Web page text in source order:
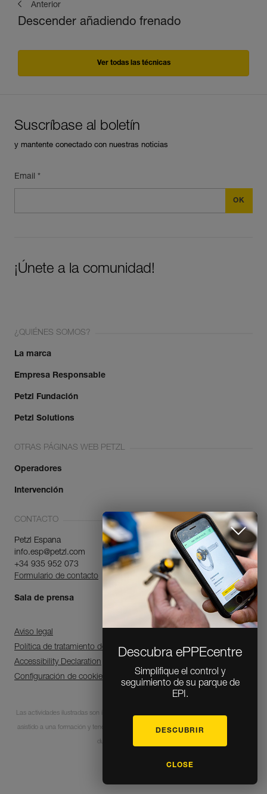
Anterior
Descender añadiendo frenado
Ver todas las técnicas
Descubra ePPEcentre
Simplifique el control y
seguimiento de su parque de
EPI.
DESCUBRIR
CLOSE
Suscríbase al boletín
y mantente conectado con nuestras noticias
Email *
¡Únete a la comunidad!
¿QUIÉNES SOMOS?
La marca
Empresa Responsable
Petzl Fundación
Petzl Solutions
OTRAS PÁGINAS WEB PETZL
Operadores
Intervención
CONTACTO
Petzl Espana
info.esp@petzl.com
+34 935 952 073
Formulario de contacto
Sala de prensa
Aviso legal
Política de tratamiento de datos personales y gestión de cookies
Accessibility Declaration
Configuración de cookies
Las actividades ilustradas son intrínsecamente peligrosas. Cada usuario debe haber
asistido a una formación y tener las competencias para la utilización de los equipos
durante estas actividades.